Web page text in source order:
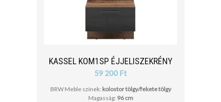
KASSEL KOM1SP ÉJJELISZEKRÉNY
59 200 Ft
BRW Meble színek: kolostor tölgy/fekete tölgy
Magasság: 96 cm